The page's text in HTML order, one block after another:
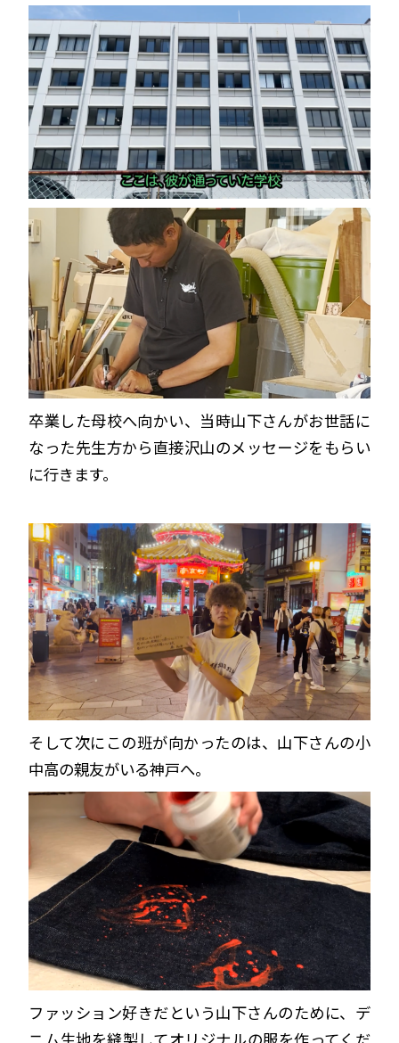
卒業した母校へ向かい、当時山下さんがお世話に
なった先生方から直接沢山のメッセージをもらい
に行きます。
そして次にこの班が向かったのは、山下さんの小
中高の親友がいる神戸へ。
ファッション好きだという山下さんのために、デ